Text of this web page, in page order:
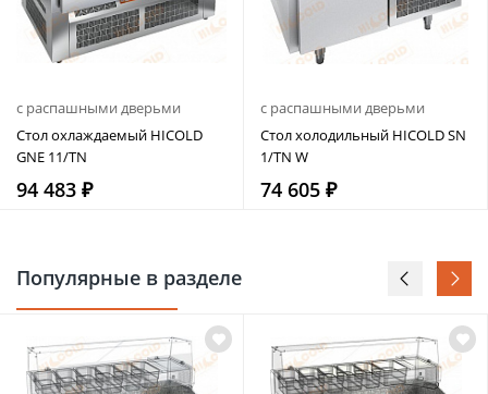
с распашными дверьми
Стол охлаждаемый HICOLD
GNE 11/TN
94 483 ₽
с распашными дверьми
Стол холодильный HICOLD SN
1/TN W
74 605 ₽
Популярные в разделе